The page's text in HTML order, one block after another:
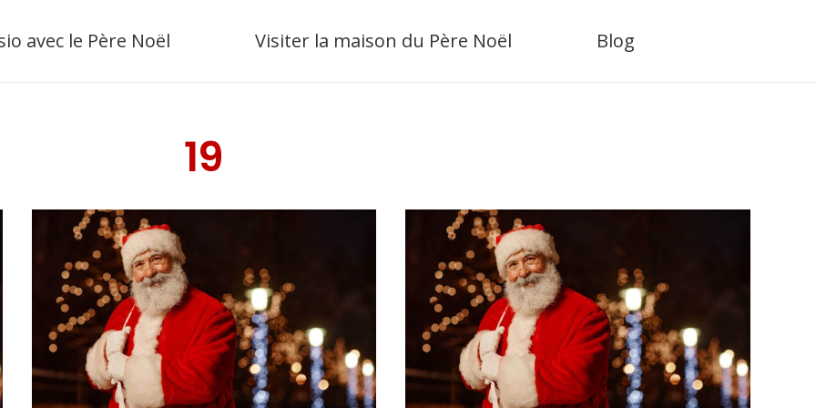
avec le Père Noël Visiter la maison du Père Noël Blog
19